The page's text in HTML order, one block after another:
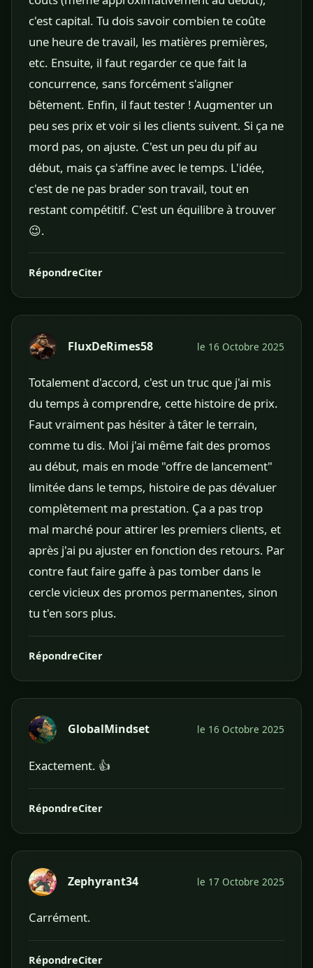
c'est capital. Tu dois savoir combien te coûte
une heure de travail, les matières premières,
etc. Ensuite, il faut regarder ce que fait la
concurrence, sans forcément s'aligner
bêtement. Enfin, il faut tester ! Augmenter un
peu ses prix et voir si les clients suivent. Si ça ne
mord pas, on ajuste. C'est un peu du pif au
début, mais ça s'affine avec le temps. L'idée,
c'est de ne pas brader son travail, tout en
restant compétitif. C'est un équilibre à trouver
😉.
RépondreCiter
FluxDeRimes58 le 16 Octobre 2025
Totalement d'accord, c'est un truc que j'ai mis
du temps à comprendre, cette histoire de prix.
Faut vraiment pas hésiter à tâter le terrain,
comme tu dis. Moi j'ai même fait des promos
au début, mais en mode "offre de lancement"
limitée dans le temps, histoire de pas dévaluer
complètement ma prestation. Ça a pas trop
mal marché pour attirer les premiers clients, et
après j'ai pu ajuster en fonction des retours. Par
contre faut faire gaffe à pas tomber dans le
cercle vicieux des promos permanentes, sinon
tu t'en sors plus.
RépondreCiter
GlobalMindset le 16 Octobre 2025
Exactement. 👍
RépondreCiter
Zephyrant34 le 17 Octobre 2025
Carrément.
RépondreCiter